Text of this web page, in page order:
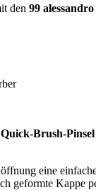
den 99
Quick-Brush-
eine
geformte Kappe